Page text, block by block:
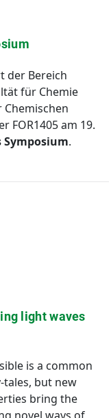
der Bereich
für Chemie
FOR1405 am 19.
Symposium.
light waves
is a common
but new
bring the